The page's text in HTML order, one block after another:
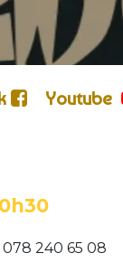
Youtube
240 65 08